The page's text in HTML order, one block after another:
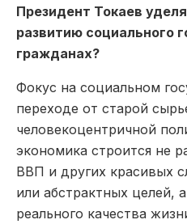
Президент Токаев
развитию социального
гражданах?
Фокус на социальном
переходе от старой
человекоцентричной
экономика строится не
ВВП и других красивых
или абстрактных целей,
реального качества